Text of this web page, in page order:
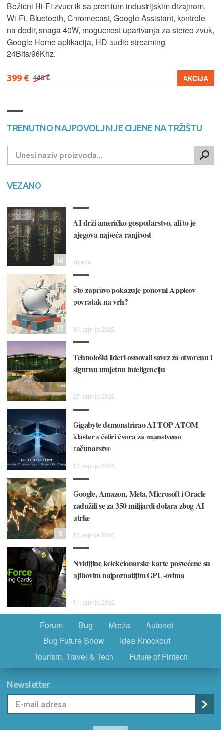
Bežicni Hi-Fi zvucnik sa premium industrijskim dizajnom,
Wi-Fi, Bluetooth, Chromecast, Google Assistant, kontrole
na dodir, snaga 40W, mogucnost uparivanja za stereo zvuk,
Google Home aplikacija, HD audio streaming
24Bits/96Khz.
399 € 448 € AKCIJA
TRENUTNO NAJPOVOLJNIJE CIJENE NA TRŽIŠTU
VEZANO
AI drži američko gospodarstvo, ali to je
njegova najveća ranjivost
srijeda
14
Što zapravo pokazuje ponovni Appleov
povratak na vrh?
30. srpnja 2026.
12
Tehnološki lideri osnovali savez za otvorenu i
sigurnu umjetnu inteligenciju
27. srpnja 2026.
Gigabyte demonstrirao AI TOP ATOM
klaster s četiri čvora za znanstveno
računarstvo
13. srpnja 2026.
Google, Amazon, Meta, Microsoft i Oracle
zadužili se za 350 milijardi dolara zbog AI
utrke
13. srpnja 2026.
5
Nvidijine kolekcionarske karte posvećene su
njihovim najpoznatijim GPU-ovima
11. srpnja 2026.
Forum Bug Mreža
Autonet
Bug Future Show
Idea Knockout
Tourism, Travel & Tech
Future of Fintech
Newsletter